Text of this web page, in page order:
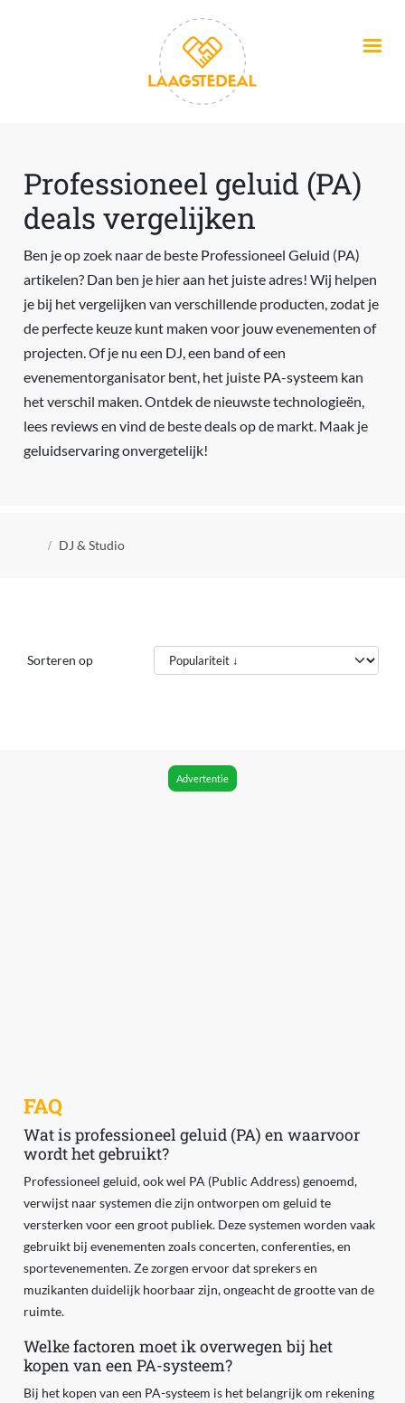
Professioneel geluid (PA)
deals vergelijken
Ben je op zoek naar de beste Professioneel Geluid (PA)
artikelen? Dan ben je hier aan het juiste adres! Wij helpen
je bij het vergelijken van verschillende producten, zodat je
de perfecte keuze kunt maken voor jouw evenementen of
projecten. Of je nu een DJ, een band of een
evenementorganisator bent, het juiste PA-systeem kan
het verschil maken. Ontdek de nieuwste technologieën,
lees reviews en vind de beste deals op de markt. Maak je
geluidservaring onvergetelijk!
Kruimelpad
DJ & Studio
Sorteren op
Advertentie
FAQ
Wat is professioneel geluid (PA) en waarvoor
wordt het gebruikt?
Professioneel geluid, ook wel PA (Public Address) genoemd,
verwijst naar systemen die zijn ontworpen om geluid te
versterken voor een groot publiek. Deze systemen worden vaak
gebruikt bij evenementen zoals concerten, conferenties, en
sportevenementen. Ze zorgen ervoor dat sprekers en
muzikanten duidelijk hoorbaar zijn, ongeacht de grootte van de
ruimte.
Welke factoren moet ik overwegen bij het
kopen van een PA-systeem?
Bij het kopen van een PA-systeem is het belangrijk om rekening